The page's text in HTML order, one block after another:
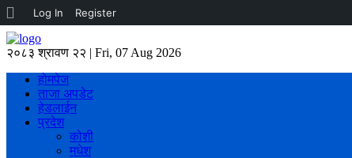
About
WordPress
Log In Register
२०८३ श्रावण २२ | Fri, 07 Aug 2026
होमपेज
ताजा अपडेट
हेडलाईन
प्रदेश
कोशी
मधेश